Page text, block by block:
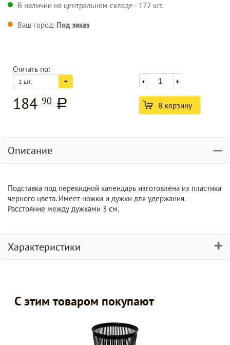
В наличии на центральном складе - 172 шт.
Ваш город: Под заказ
Считать по:
1 шт.
184 90 a В корзину
Описание
Подставка под перекидной календарь изготовлена из пластика
черного цвета. Имеет ножки и дужки для удержания.
Расстояние между дужками 3 см.
Характеристики
С этим товаром покупают